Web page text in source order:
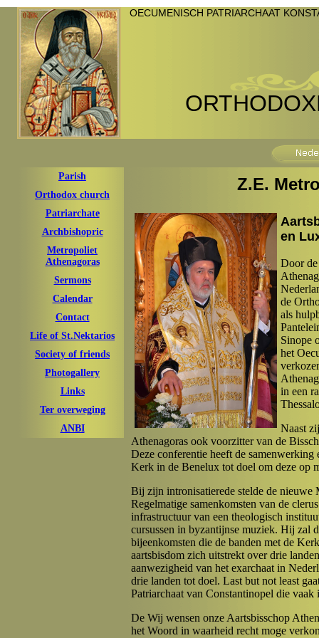
OECUMENISCH PATRIARCHAAT
Parish
Orthodox church
Patriarchate
Archbishopric
Metropoliet
Athenagoras
Sermons
Calendar
Contact
Life of St.Nektarios
Society of friends
Photogallery
Links
Ter overweging
ANBI
Z.E.
en
Door
de
als
Sinope
het
in een
Naast
Athenagoras ook voorzitter van de
Deze conferentie heeft de
Kerk in de Benelux tot doel om deze op
Bij zijn intronisatierede stelde de
Regelmatige samenkomsten van de
infrastructuur van een theologisch
cursussen in byzantijnse muziek. Hij zal
bijeenkomsten die de banden met de
aartsbisdom zich uitstrekt over drie
aanwezigheid van het exarchaat in
drie landen tot doel. Last but not least
Patriarchaat van Constantinopel die
De Wij wensen onze Aartsbisschop
het Woord in waarheid recht moge